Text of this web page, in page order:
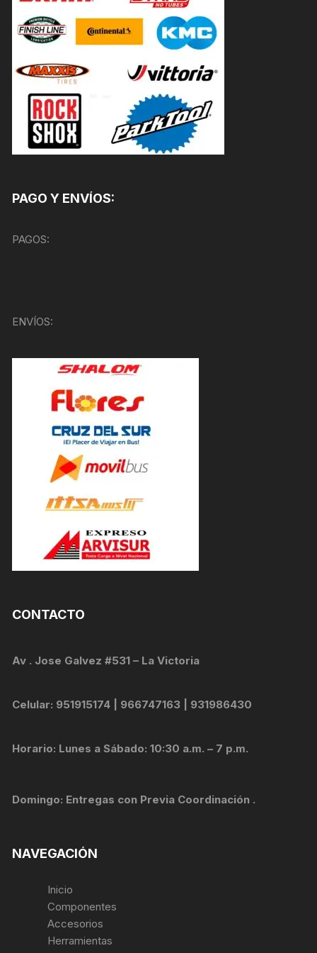
PAGO Y ENVÍOS:
PAGOS:
ENVÍOS:
CONTACTO
Av . Jose Galvez #531 – La Victoria
Celular: 951915174 | 966747163 | 931986430
Horario: Lunes a Sábado: 10:30 a.m. – 7 p.m.
Domingo: Entregas con Previa Coordinación .
NAVEGACIÓN
Inicio
Componentes
Accesorios
Herramientas